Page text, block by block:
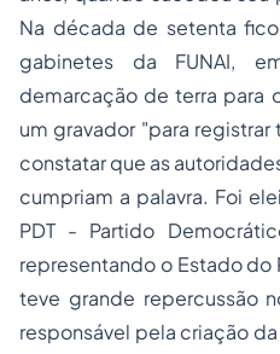
Na década de setenta
gabinetes da FUNAI,
demarcação de terra para
um gravador "para
constatar que as
cumpriam a palavra. Foi
PDT - Partido
representando o Estado do
teve grande repercussão
responsável pela criação